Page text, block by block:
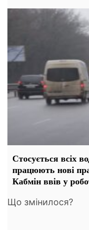
Стосується всіх
працюють нові
Кабмін ввів у
Що змінилося?